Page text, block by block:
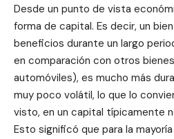
Desde un punto de vista
forma de capital. Es decir, un
beneficios durante un largo
en comparación con otros
automóviles), es mucho más
muy poco volátil, lo que lo
visto, en un capital típicamente
Esto significó que para la